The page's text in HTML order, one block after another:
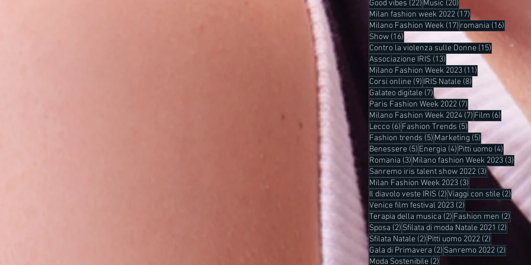
Good vibes (22) 22 post
Music (20)
Milan fashion week 2022 (17)
Milano Fashion Week (17) 17 post
romania (16)
Show (16)
Contro la violenza sulle Donne (15) 15 post
Associazione IRIS (13)
Milano Fashion Week 2023 (11) 11 post
Corsi online (9) 9 post
IRIS Natale (8)
Galateo digitale (7)7 post
Paris Fashion Week 2022 (7)
Milano Fashion Week 2024 (7) 7 post
Film (6)
Lecco (6) 6 post
Fashion Trends (5)
Fashion trends (5) 5 post
Marketing (5)
Benessere (5) 5 post
Energia (4) 4 post
Pitti uomo (4)
Romania (3) 3 post
Milano fashion Week 2023 (3) 3
Sanremo iris talent show 2022 (3)3 post
Milan Fashion Week 2023 (3)
Il diavolo veste IRIS (2)2 post
Viaggi con stile (2)2 post
Venice film festival 2023 (2)
Terapia della musica (2) 2 post
Fashion men (2) 2 post
Sposa (2) 2 post
Sfilata di moda Natale 2021 (2)
Sfilata Natale (2) 2 post
Pitti uomo 2022 (2)
Gala di Primavera (2) 2 post
Sanremo 2022 (2)
Moda Sostenibile (2)